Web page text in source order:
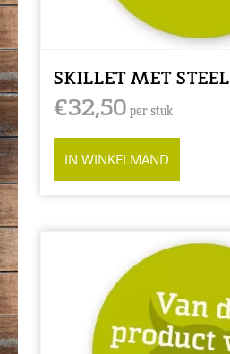
SKILLET MET STEEL
€32,50 per stuk
IN WINKELMAND